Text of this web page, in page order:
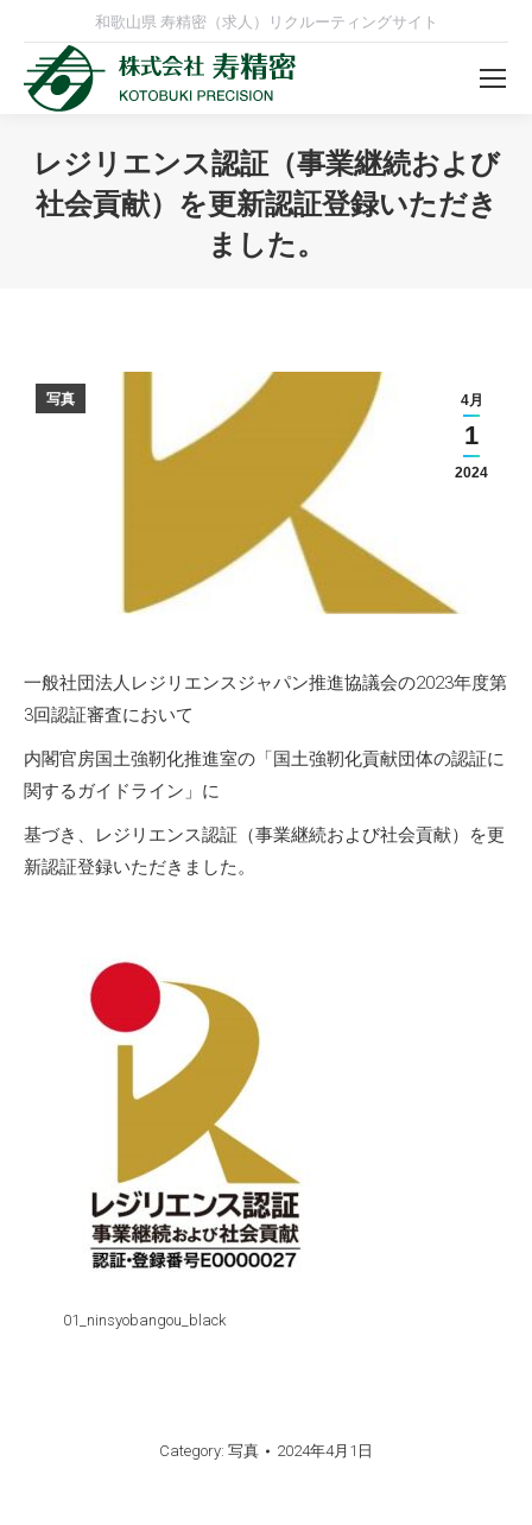
和歌山県 寿精密（求人）リクルーティングサイト
レジリエンス認証（事業継続および
社会貢献）を更新認証登録いただき
ました。
4月
1
2024
写真
一般社団法人レジリエンスジャパン推進協議会の2023年度第
3回認証審査において
内閣官房国土強靭化推進室の「国土強靭化貢献団体の認証に
関するガイドライン」に
基づき、レジリエンス認証（事業継続および社会貢献）を更
新認証登録いただきました。
01_ninsyobangou_black
Category: 写真 2024年4月1日